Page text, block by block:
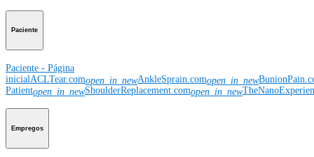
Paciente
Paciente - Página
inicialACLTear.comopen_in_newAnkleSprain.comopen_in_new
Patientopen_in_newShoulderReplacement.comopen_in_new
Empregos